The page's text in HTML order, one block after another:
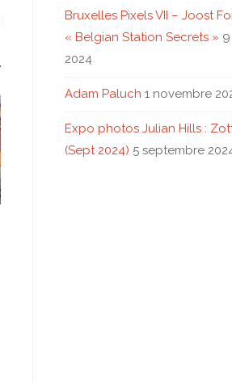
Bruxelles Pixels VII – Joost
« Belgian Station Secrets »
2024
Adam Paluch 1 novembre
Expo photos Julian Hills :
(Sept 2024) 5 septembre